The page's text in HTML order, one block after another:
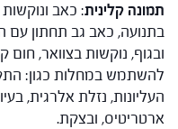
תמונה קלינית: כאב
בתנועה, כאב גב תחתון עם
ובגוף, נוקשות בצוואר,
להשתמש במחלות כגון:
העליונות, נזלת אלרגית,
ארטריטיס, ובצקת.